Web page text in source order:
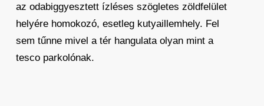
az odabiggyesztett ízléses szögletes zöldfelület
helyére homokozó, esetleg kutyaillemhely. Fel
sem tűnne mivel a tér hangulata olyan mint a
tesco parkolónak.